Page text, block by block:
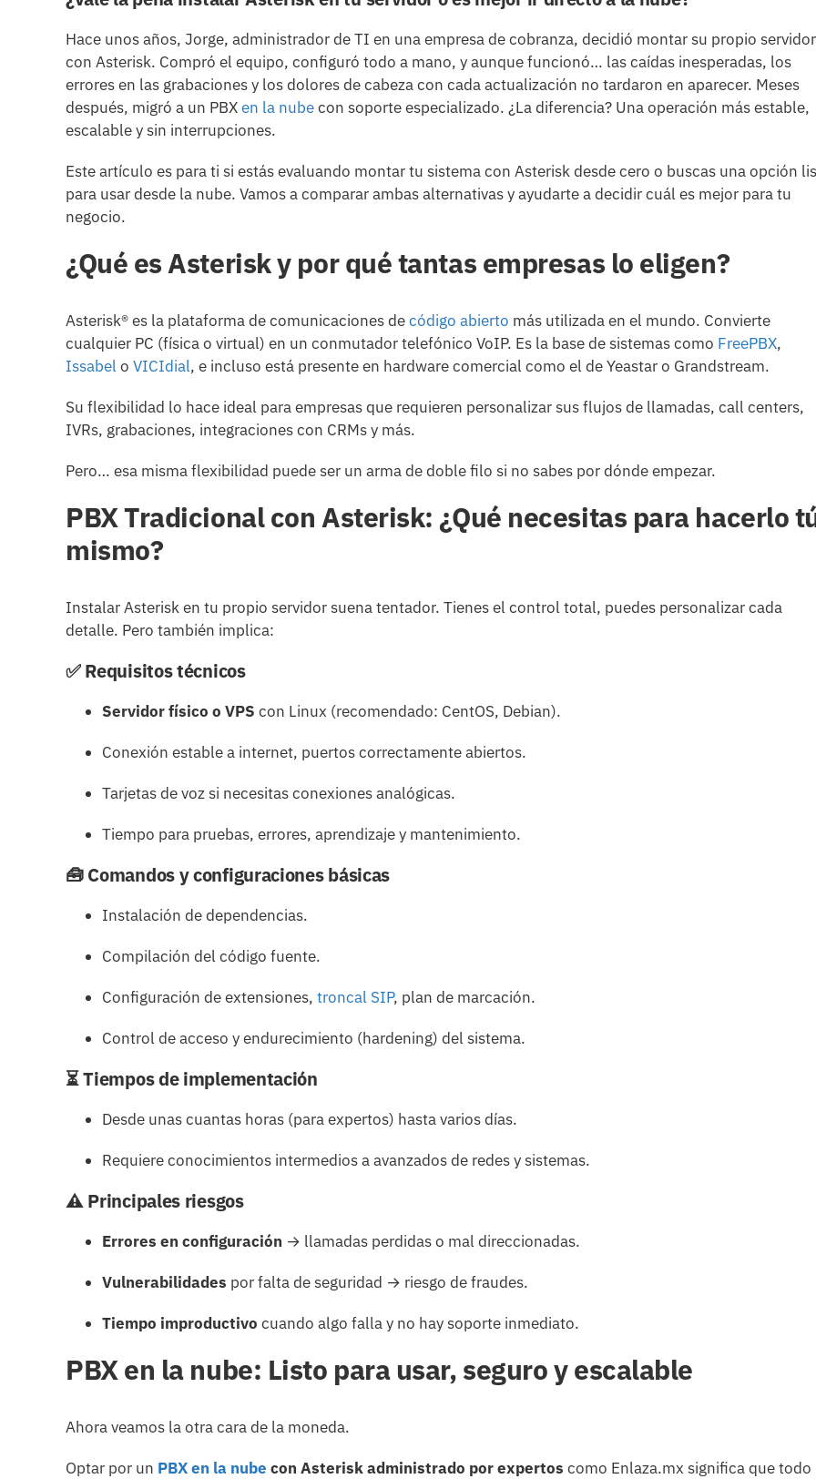
Hace unos años, Jorge, administrador de TI en una empresa de cobranza, decidió montar su propio servidor
con Asterisk. Compró el equipo, configuró todo a mano, y aunque funcionó… las caídas inesperadas, los
errores en las grabaciones y los dolores de cabeza con cada actualización no tardaron en aparecer. Meses
después, migró a un PBXen la nubecon soporte especializado. ¿La diferencia? Una operación más estable,
escalable y sin interrupciones.
Este artículo es para ti si estás evaluando montar tu sistema con Asterisk desde cero o buscas una opción
para usar desde la nube. Vamos a comparar ambas alternativas y ayudarte a decidir cuál es mejor para tu
negocio.
¿Qué es Asterisk y por qué tantas empresas lo eligen?
Asterisk® es la plataforma de comunicaciones decódigo abierto más utilizada en el mundo. Convierte
cualquier PC (física o virtual) en un conmutador telefónico VoIP. Es la base de sistemas como FreePBX,
Issabel o VICIdial, e incluso está presente en hardware comercial como el de Yeastar o Grandstream.
Su flexibilidad lo hace ideal para empresas que requieren personalizar sus flujos de llamadas, call centers,
IVRs, grabaciones, integraciones con CRMs y más.
Pero… esa misma flexibilidad puede ser un arma de doble filo si no sabes por dónde empezar.
PBX Tradicional con Asterisk: ¿Qué necesitas para hacerlo
mismo?
Instalar Asterisk en tu propio servidor suena tentador. Tienes el control total, puedes personalizar cada
detalle. Pero también implica:
✅ Requisitos técnicos
Servidor físico o VPS con Linux (recomendado: CentOS, Debian).
Conexión estable a internet, puertos correctamente abiertos.
Tarjetas de voz si necesitas conexiones analógicas.
Tiempo para pruebas, errores, aprendizaje y mantenimiento.
🧰 Comandos y configuraciones básicas
Instalación de dependencias.
Compilación del código fuente.
Configuración de extensiones, troncal SIP, plan de marcación.
Control de acceso y endurecimiento (hardening) del sistema.
⏳ Tiempos de implementación
Desde unas cuantas horas (para expertos) hasta varios días.
Requiere conocimientos intermedios a avanzados de redes y sistemas.
⚠️ Principales riesgos
Errores en configuración → llamadas perdidas o mal direccionadas.
Vulnerabilidades por falta de seguridad → riesgo de fraudes.
Tiempo improductivo cuando algo falla y no hay soporte inmediato.
PBX en la nube: Listo para usar, seguro y escalable
Ahora veamos la otra cara de la moneda.
Optar por un PBX en la nube con Asterisk administrado por expertos como Enlaza.mx significa que todo